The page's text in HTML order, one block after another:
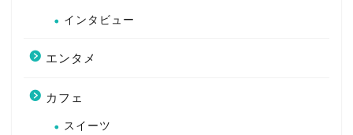
インタビュー
エンタメ
カフェ
スイーツ